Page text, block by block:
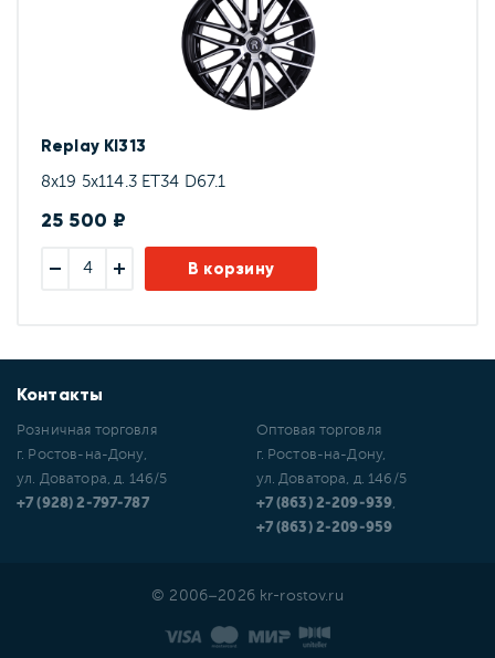
Replay KI313
8x19 5x114.3 ET34 D67.1
25 500 ₽
В корзину
Контакты
Розничная торговля
г. Ростов-на-Дону,
ул. Доватора, д. 146/5
+7 (928) 2-797-787
Оптовая торговля
г. Ростов-на-Дону,
ул. Доватора, д. 146/5
+7 (863) 2-209-939,
+7 (863) 2-209-959
© 2006–2026 kr-rostov.ru